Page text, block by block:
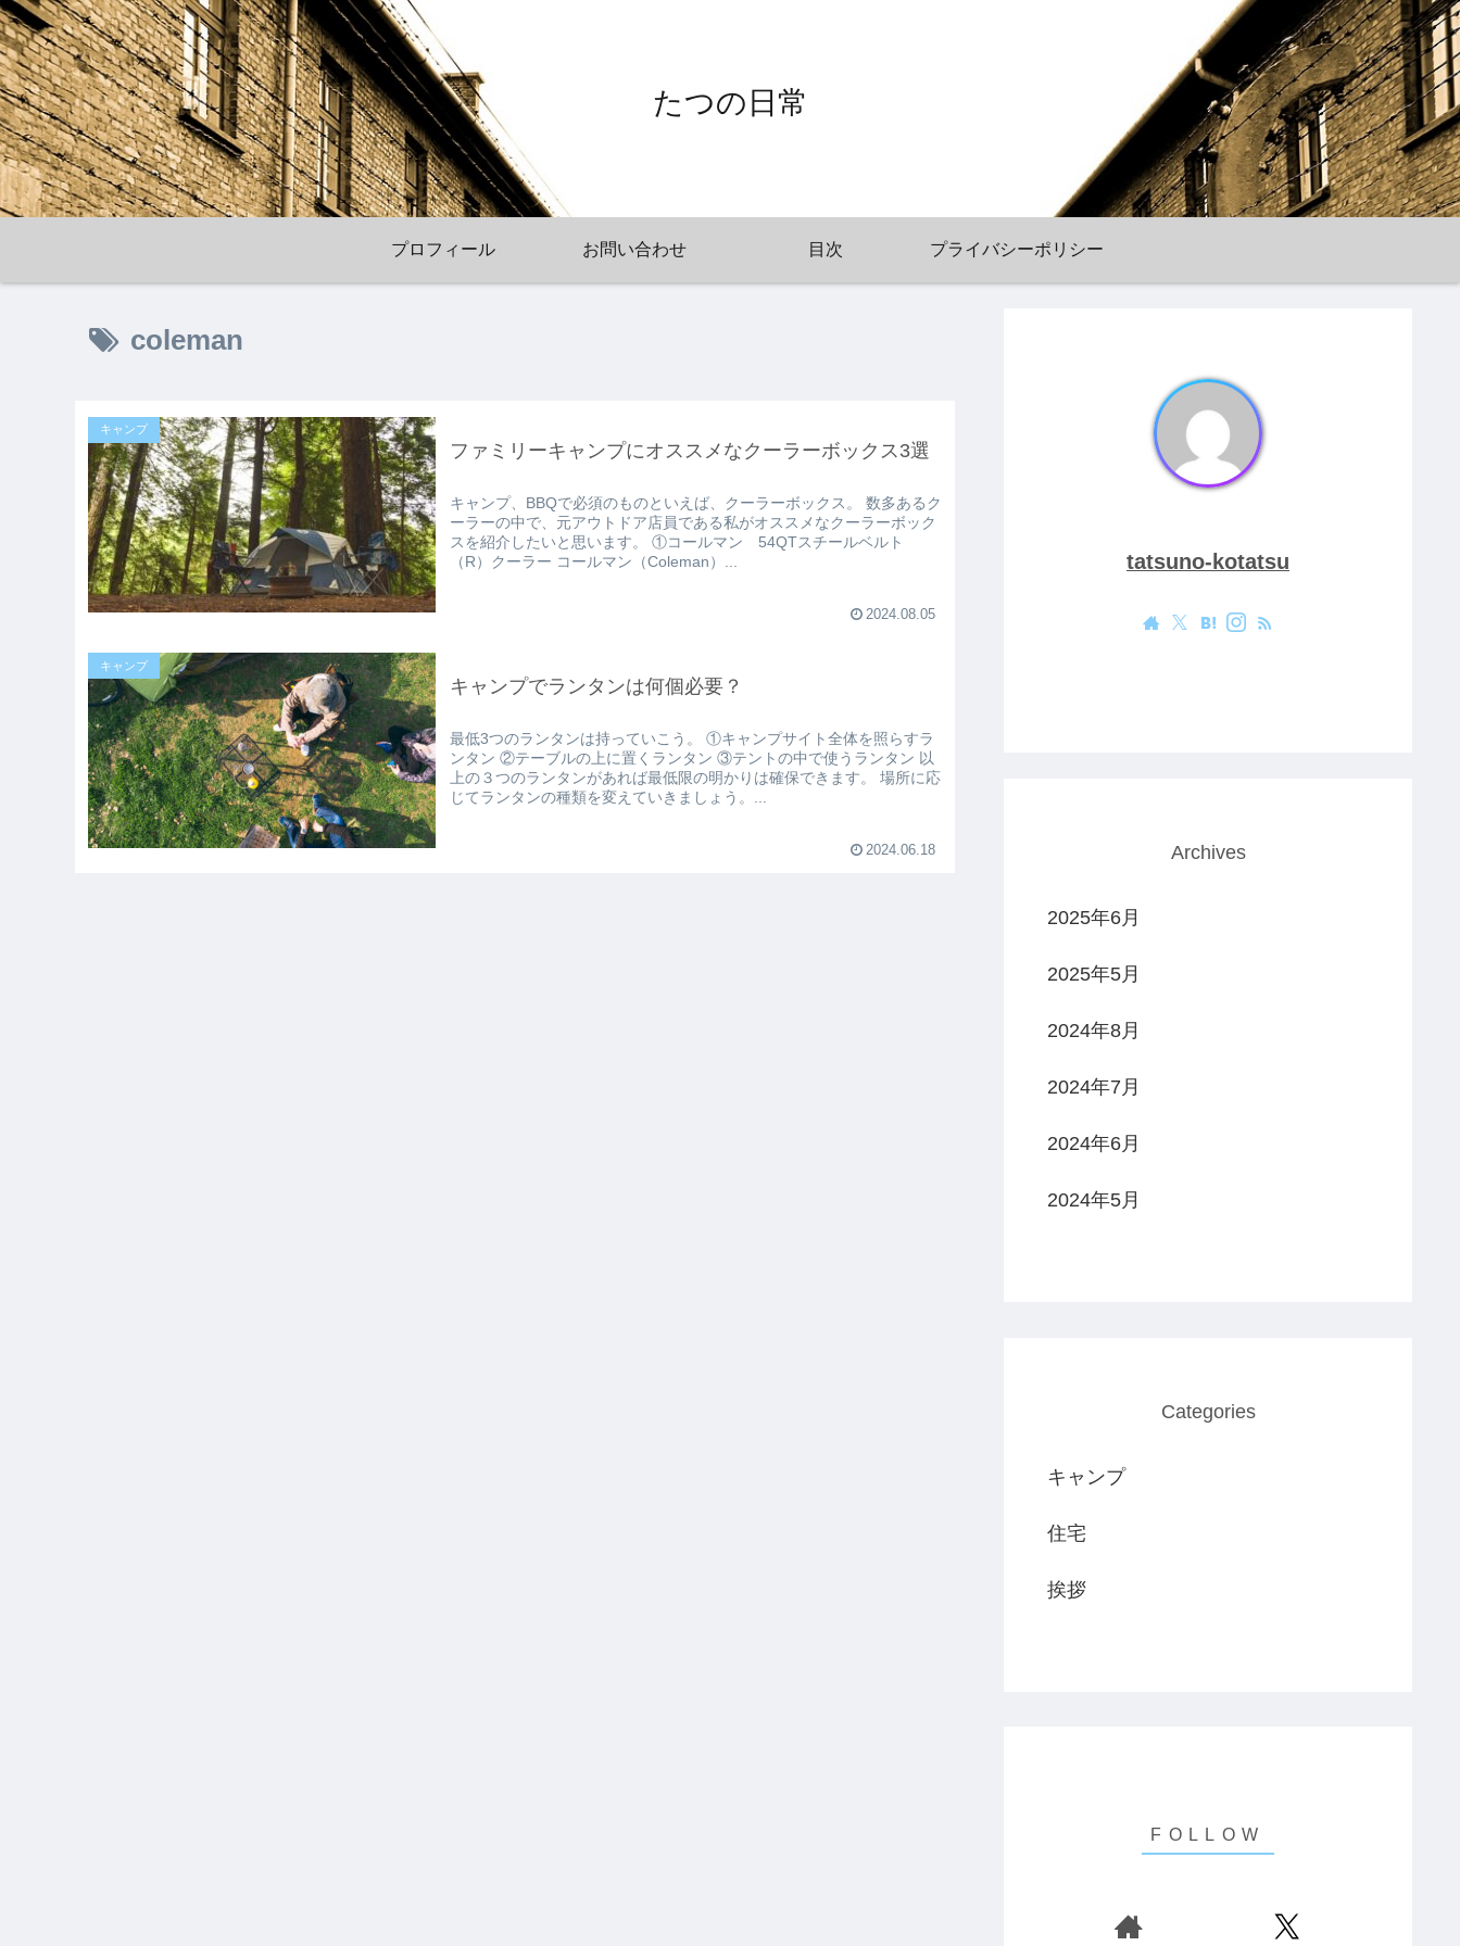
たつの日常
プロフィール お問い合わせ 目次 プライバシーポリシー
coleman
キャンプ
ファミリーキャンプにオススメなクーラーボックス3選
キャンプ、BBQで必須のものといえば、クーラーボックス。 数多あるク
ーラーの中で、元アウトドア店員である私がオススメなクーラーボック
スを紹介したいと思います。 ①コールマン 54QTスチールベルト
（R）クーラー コールマン（Coleman）...
2024.08.05
キャンプ
キャンプでランタンは何個必要？
最低3つのランタンは持っていこう。 ①キャンプサイト全体を照らすラ
ンタン ②テーブルの上に置くランタン ③テントの中で使うランタン 以
上の３つのランタンがあれば最低限の明かりは確保できます。 場所に応
じてランタンの種類を変えていきましょう。...
2024.06.18
tatsuno-kotatsu
Archives
2025年6月
2025年5月
2024年8月
2024年7月
2024年6月
2024年5月
Categories
キャンプ
住宅
挨拶